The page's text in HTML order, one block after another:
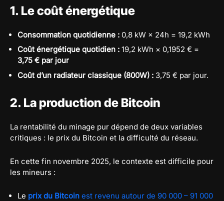
1. Le coût énergétique
Consommation quotidienne : 0,8 kW × 24h = 19,2 kWh
Coût énergétique quotidien : 19,2 kWh × 0,1952 € =
3,75 € par jour
Coût d’un radiateur classique (800W) : 3,75 € par jour.
2. La production de Bitcoin
La rentabilité du minage pur dépend de deux variables
critiques : le prix du Bitcoin et la difficulté du réseau.
En cette fin novembre 2025, le contexte est difficile pour
les mineurs :
Le prix du Bitcoin est revenu autour de 90 000 – 91 000